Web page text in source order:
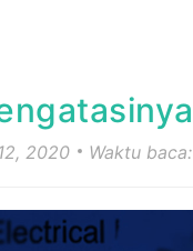
2020 Waktu